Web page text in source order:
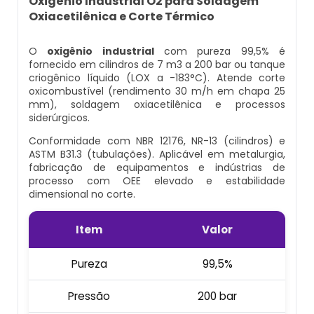
Equipamento Autônomo
Equipamento Autônomo De Proteção
Respiratória
Máscara Autônoma Com Cilindro De
Oxigenio
Equipamento De Respiração Autônoma
Preço
Cilindro De Oxigênio Com Máscara
Conjunto Autônomo De Ar
Respirador Autônomo Msa
Cilindro Para Gases Medicinais
Aluguel Cilindro De Oxigênio Hospitalar
Ar Respirável Cilindro
Cilindro Ar Respirável
Cilindro De Ar Comprimido Hospitalar
Cilindro De Ar Comprimido Mergulho
Cilindro De Ar Respirável A Venda
Cilindro De Ar Respirável Comprar
Kit Ar Mandado
Respirador De Ar Mandado
Ar Mandado A Venda
Ar Mandado Onde Encontrar
Ar Mandado Preço
Ar Mandado Valor
Cilindro Ar Mandado
Comprar Ar Mandado
Oxiacetilênica e Corte Térmico
O oxigênio industrialcom pureza 99,5% é
fornecido em cilindros de 7 m3 a 200 bar ou tanque
criogênico líquido (LOX a -183°C). Atende corte
oxicombustível (rendimento 30 m/h em chapa 25
mm), soldagem oxiacetilênica e processos
siderúrgicos.
Conformidade com NBR 12176, NR-13 (cilindros) e
ASTM B31.3 (tubulações). Aplicável em metalurgia,
fabricação de equipamentos e indústrias de
processo com OEE elevado e estabilidade
dimensional no corte.
Item Valor
Pureza 99,5%
Pressão 200 bar